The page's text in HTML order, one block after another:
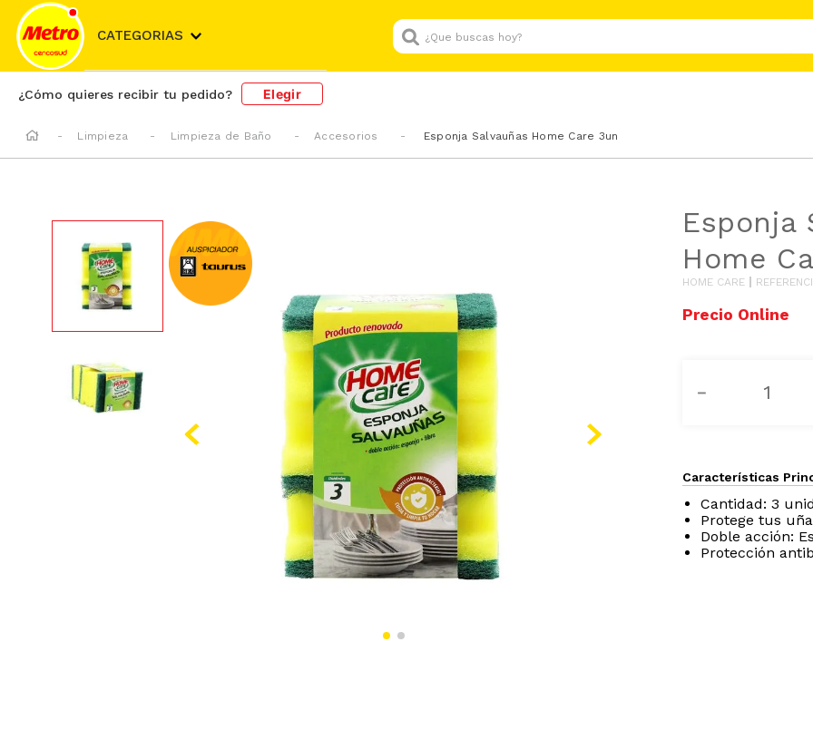
CATEGORIAS
¿Que buscas hoy?
¿Cómo quieres recibir tu pedido? Elegir
Limpieza Limpieza de Baño Accesorios Esponja Salvauñas Home Care 3un
Esponja
Home
HOME CARE
－
Características
Cantidad: 3
Protege tus
Doble acción:
Protección